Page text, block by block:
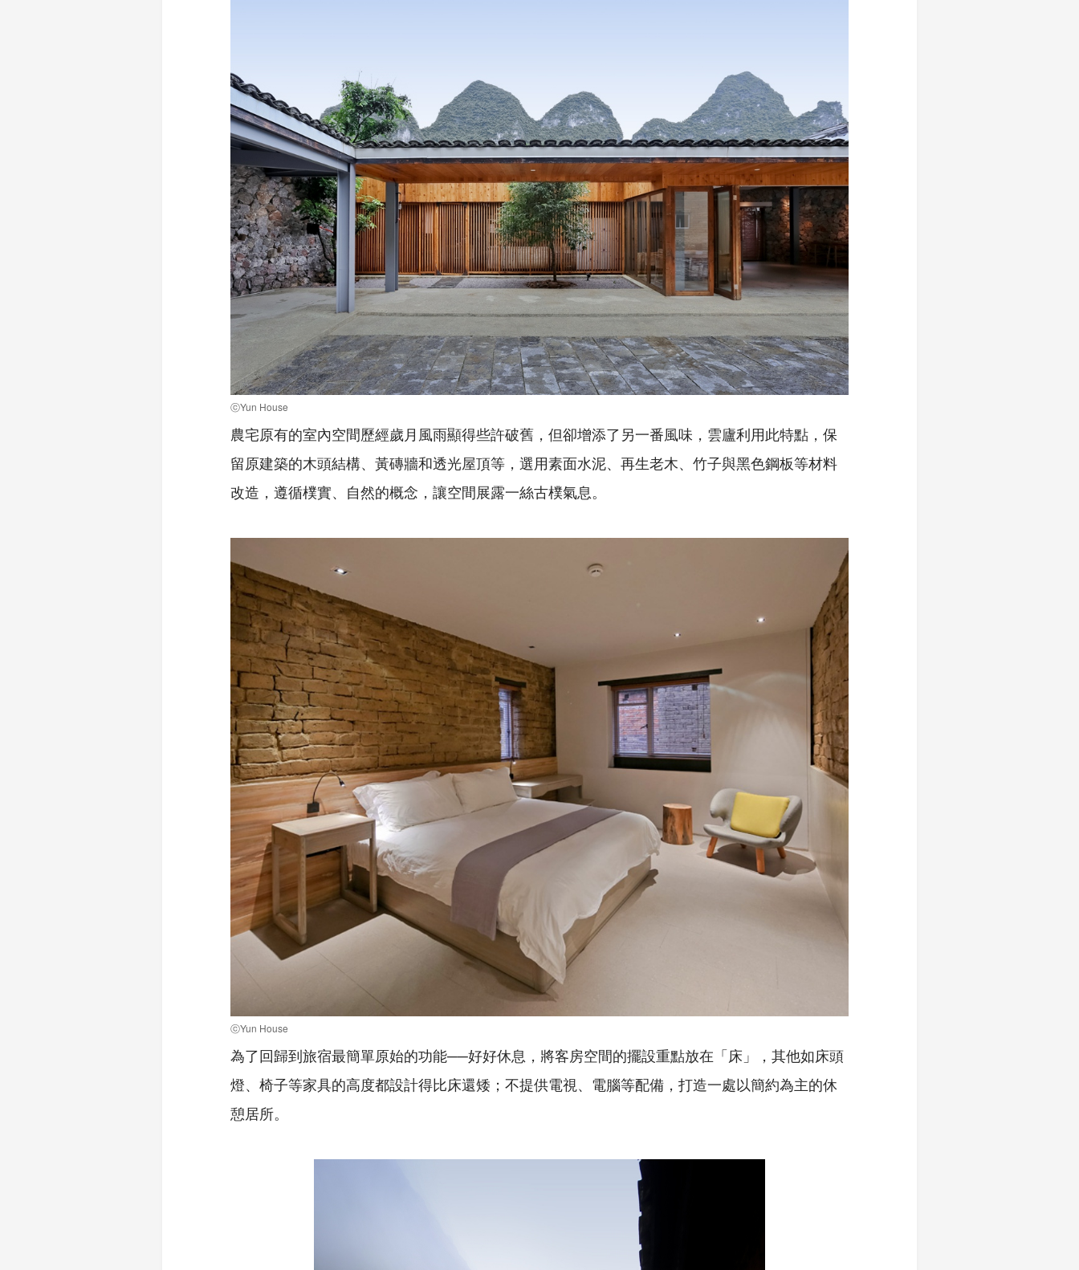
ⓒYun House
農宅原有的室內空間歷經歲月風雨顯得些許破舊，但卻增添了另一番風味，雲廬利用此特點，保
留原建築的木頭結構、黃磚牆和透光屋頂等，選用素面水泥、再生老木、竹子與黑色鋼板等材料
改造，遵循樸實、自然的概念，讓空間展露一絲古樸氣息。
ⓒYun House
為了回歸到旅宿最簡單原始的功能──好好休息，將客房空間的擺設重點放在「床」，其他如床頭
燈、椅子等家具的高度都設計得比床還矮；不提供電視、電腦等配備，打造一處以簡約為主的休
憩居所。